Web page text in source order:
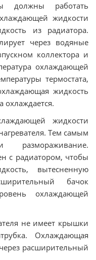
должны работать
жидкости
из радиатора.
через водяные
коллектора и
охлаждающей
термостата,
жидкость
охлаждается.
жидкости
Тем самым
размораживание.
с радиатором, чтобы
вытесненную
бачок
охлаждающей
не имеет крышки
Охлаждающая
расширительный